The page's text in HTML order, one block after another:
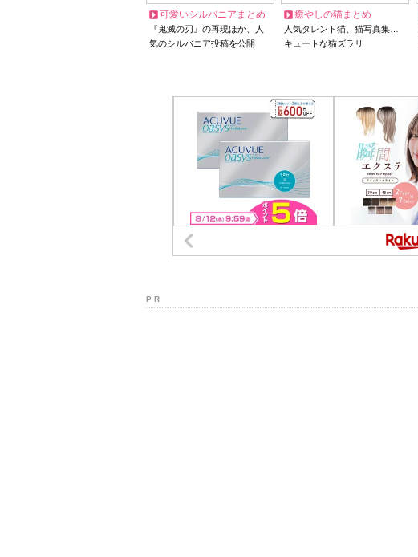
可愛いシルバニアまとめ
『鬼滅の刃』の再現ほか、人
気のシルバニア投稿を公開
癒やしの猫まとめ
人気タレント猫、猫写真集…
キュートな猫ズラリ
P R